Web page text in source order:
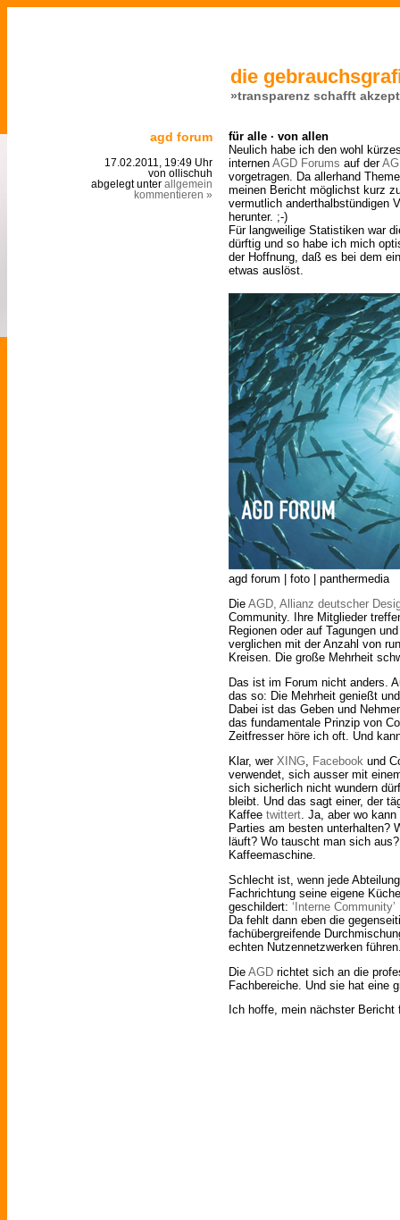
die
»transparenz schafft
agd forum
17.02.2011, 19:49 Uhr
von ollischuh
abgelegt unter allgemein
kommentieren »
für alle · von allen
Neulich habe ich den wohl
internen AGD Forums auf der
vorgetragen. Da allerhand
meinen Bericht möglichst kurz
vermutlich anderthalbstündigen
herunter. ;-)
Für langweilige Statistiken war
dürftig und so habe ich mich
der Hoffnung, daß es bei dem
etwas auslöst.
agd forum | foto | panthermedia
Die AGD, Allianz deutscher
Community. Ihre Mitglieder
Regionen oder auf Tagungen
verglichen mit der Anzahl von
Kreisen. Die große Mehrheit
Das ist im Forum nicht anders.
das so: Die Mehrheit genießt
Dabei ist das Geben und
das fundamentale Prinzip von
Zeitfresser höre ich oft. Und
Klar, wer XING Facebook und
verwendet, sich ausser mit
sich sicherlich nicht wundern
bleibt. Und das sagt einer, der
Kaffee twittert . Ja, aber wo
Parties am besten unterhalten?
läuft? Wo tauscht man sich
Kaffeemaschine.
Schlecht ist, wenn jede
Fachrichtung seine eigene
geschildert: ‘Interne
Da fehlt dann eben die
fachübergreifende
echten Nutzennetzwerken
Die AGD richtet sich an die
Fachbereiche. Und sie hat eine
Ich hoffe, mein nächster Bericht